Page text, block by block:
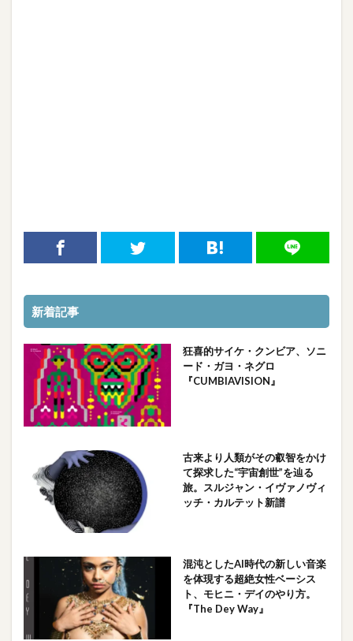
新着記事
狂喜的サイケ・クンビア、ソニ
ード・ガヨ・ネグロ
『CUMBIAVISION』
古来より人類がその叡智をかけ
て探求した“宇宙創世”を辿る
旅。スルジャン・イヴァノヴィ
ッチ・カルテット新譜
混沌としたAI時代の新しい音楽
を体現する超絶女性ベーシス
ト、モヒニ・デイのやり方。
『The Dey Way』